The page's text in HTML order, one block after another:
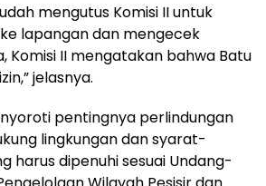
mengutus Komisi II untuk
lapangan dan mengecek
Komisi II mengatakan bahwa Batu
jelasnya.
pentingnya perlindungan
lingkungan dan syarat-
harus dipenuhi sesuai Undang-